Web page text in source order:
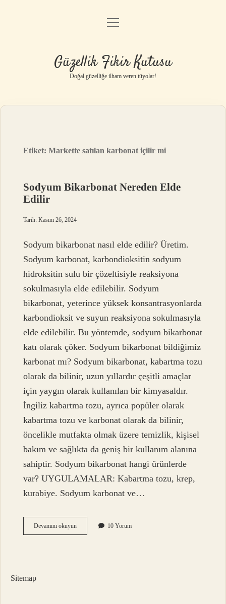
Anasayfa
Yasal Uyarı
menüyü
Güzellik Fikir Kutusu
Doğal güzelliğe ilham veren tüyolar!
Etiket:Markette satılan karbonat içilir mi
Sodyum Bikarbonat Nereden Elde
Edilir
Tarih: Kasım 26, 2024
Sodyum bikarbonat nasıl elde edilir? Üretim.
Sodyum karbonat, karbondioksitin sodyum
hidroksitin sulu bir çözeltisiyle reaksiyona
sokulmasıyla elde edilebilir. Sodyum
bikarbonat, yeterince yüksek konsantrasyonlarda
karbondioksit ve suyun reaksiyona sokulmasıyla
elde edilebilir. Bu yöntemde, sodyum bikarbonat
katı olarak çöker. Sodyum bikarbonat bildiğimiz
karbonat mı? Sodyum bikarbonat, kabartma tozu
olarak da bilinir, uzun yıllardır çeşitli amaçlar
için yaygın olarak kullanılan bir kimyasaldır.
İngiliz kabartma tozu, ayrıca popüler olarak
kabartma tozu ve karbonat olarak da bilinir,
öncelikle mutfakta olmak üzere temizlik, kişisel
bakım ve sağlıkta da geniş bir kullanım alanına
sahiptir. Sodyum bikarbonat hangi ürünlerde
var? UYGULAMALAR: Kabartma tozu, krep,
kurabiye. Sodyum karbonat ve…
Devamını okuyunSodyum
Bikarbonat
10 Yorum
Sitemap